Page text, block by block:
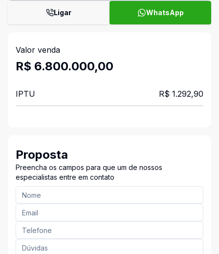
Ligar WhatsApp
Valor venda
R$ 6.800.000,00
IPTU R$ 1.292,90
Proposta
Preencha os campos para que um de nossos
especialistas entre em contato